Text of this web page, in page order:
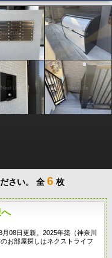
さい。 全 6 枚
08日更新。2025年築（神奈川
お部屋探しはネクストライフ